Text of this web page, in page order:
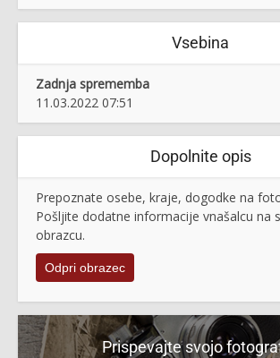
Vsebina
Zadnja sprememba
11.03.2022 07:51
Dopolnite opis
Prepoznate osebe, kraje, dogodke na
Pošljite dodatne informacije vnašalcu na
obrazcu.
Odpri obrazec
Prispevajte svojo